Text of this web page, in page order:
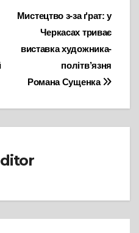
Мистецтво з-за ґрат: у
Черкасах триває
виставка художника-
політв’язня
Романа Сущенка